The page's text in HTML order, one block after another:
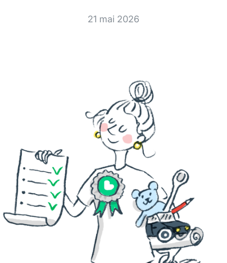
21 mai 2026